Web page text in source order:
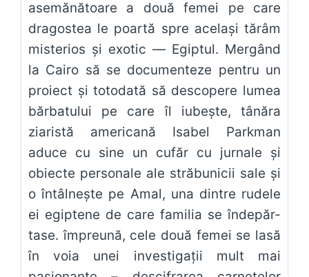
asemănătoare a două femei pe care
dragostea le poartă spre acelaşi tărâm
misterios şi exotic — Egiptul. Mergând
la Cairo să se documenteze pentru un
proiect şi totodată să descopere lumea
bărbatului pe care îl iubeşte, tânăra
ziaristă americană Isabel Parkman
aduce cu sine un cufăr cu jurnale şi
obiecte personale ale străbunicii sale şi
o întâlneşte pe Amal, una dintre rudele
ei egiptene de care familia se îndepăr-
tase. împreună, cele două femei se lasă
în voia unei investigaţii mult mai